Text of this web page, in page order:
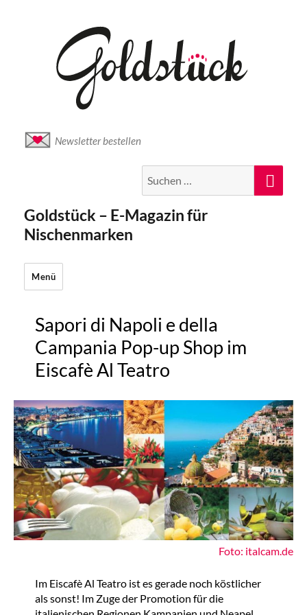
Newsletter bestellen
nach:
Goldstück – E-Magazin für
Nischenmarken
Menü
Sapori di Napoli e della
Campania Pop-up Shop im
Eiscafè Al Teatro
Foto: italcam.de
Im Eiscafè Al Teatro ist es gerade noch köstlicher
als sonst! Im Zuge der Promotion für die